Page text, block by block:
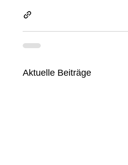
Aktuelle Beiträge